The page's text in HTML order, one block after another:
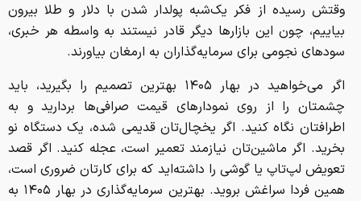
وقتش رسیده از فکر یک‌شبه پولدار شدن با دلار و طلا بیرون
بیاییم، چون این بازار‌ها دیگر قادر نیستند به واسطه هر خبری،
سود‌های نجومی برای سرمایه‌گذاران به ارمغان بیاورند.
اگر می‌خواهید در بهار ۱۴۰۵ بهترین تصمیم را بگیرید، باید
چشمتان را از روی نمودار‌های قیمت صرافی‌ها بردارید و به
اطرافتان نگاه کنید. اگر یخچال‌تان قدیمی شده، یک دستگاه نو
بخرید. اگر ماشین‌تان نیازمند تعمیر است، عجله کنید. اگر قصد
تعویض لپ‌تاپ یا گوشی را داشته‌اید که برای کارتان ضروری است،
همین فردا سراغش بروید. بهترین سرمایه‌گذاری در بهار ۱۴۰۵ به